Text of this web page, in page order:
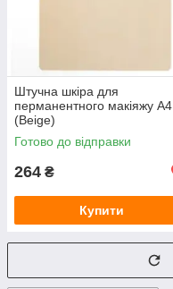
Штучна шкіра для
перманентного макіяжу А4
(Beige)
Готово до відправки
264 ₴
Купити